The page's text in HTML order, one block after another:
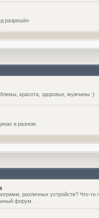
разрешён
красота, здоровье, мужчины :)
и разном.
различных устройств? Что-то
форум.